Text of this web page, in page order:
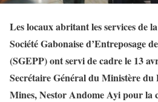
Les locaux abritant les services de
Société Gabonaise d’Entreposage
(SGEPP) ont servi de cadre le 13
Secrétaire Général du Ministère du
Mines, Nestor Andome Ayi pour la